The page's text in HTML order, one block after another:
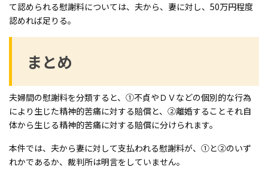
て認められる慰謝料については、夫から、妻に対し、50万円程度
認めれば足りる。
まとめ
夫婦間の慰謝料を分類すると、①不貞やＤＶなどの個別的な行為
により生じた精神的苦痛に対する賠償と、②離婚することそれ自
体から生じる精神的苦痛に対する賠償に分けられます。
本件では、夫から妻に対して支払われる慰謝料が、①と②のいず
れかであるか、裁判所は明言をしていません。